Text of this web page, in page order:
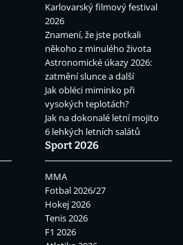
Karlovarský filmový festival
2026
Znamení, že jste potkali
někoho z minulého života
Astronomické úkazy 2026:
zatmění slunce a další
Jak obléci miminko při
vysokých teplotách?
Jak na dokonalé letní mojito
6 lehkých letních salátů
Sport 2026
MMA
Fotbal 2026/27
Hokej 2026
Tenis 2026
F1 2026